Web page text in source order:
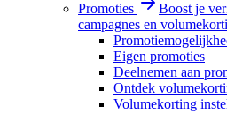
Promoties
Boost je
campagnes en
Eigen promoties
Deelnemen aan
Ontdek
Volumekorting